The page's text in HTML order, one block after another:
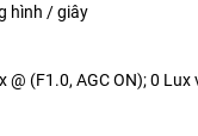
hình / giây
@ (F1.0, AGC ON); 0